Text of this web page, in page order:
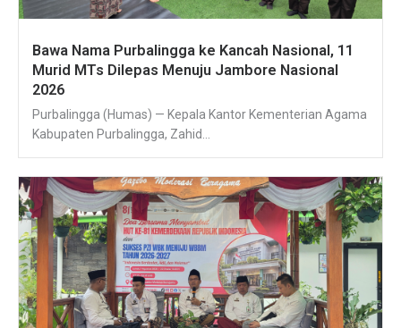
Bawa Nama Purbalingga ke Kancah Nasional, 11
Murid MTs Dilepas Menuju Jambore Nasional
2026
Purbalingga (Humas) — Kepala Kantor Kementerian Agama
Kabupaten Purbalingga, Zahid...